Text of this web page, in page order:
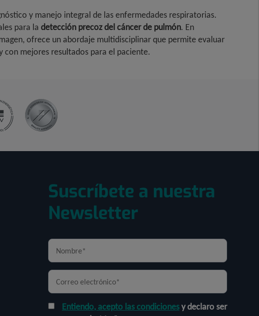
y manejo integral de las enfermedades respiratorias.
para la detección precoz del cáncer de pulmón. En
ofrece un abordaje multidisciplinar que permite evaluar
mejores resultados para el paciente.
Suscríbete a nuestra
Newsletter
Entiendo, acepto las condicionesy declaro ser